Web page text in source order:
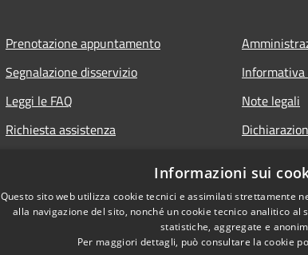
Prenotazione appuntamento
Segnalazione disservizio
Leggi le FAQ
Richiesta assistenza
Note legali
Informazioni sui
Questo sito web utilizza cookie tecnici e assimilati strettamente
alla navigazione del sito, nonché un cookie tecnico analitico
statistiche, aggregate e
Per maggiori dettagli, può consultare la cookie